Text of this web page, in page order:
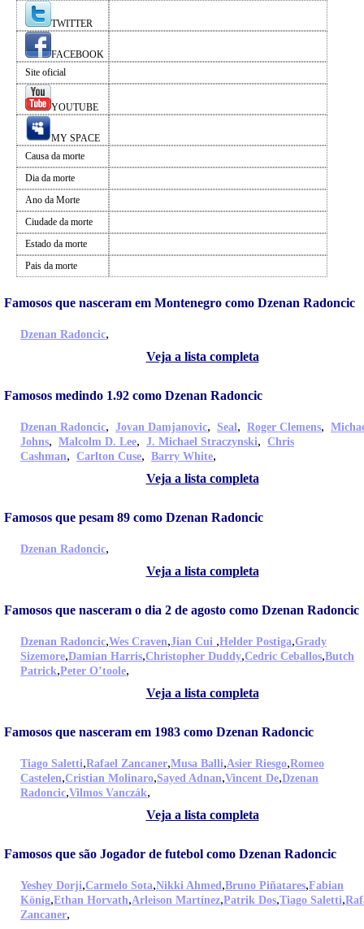
TWITTER
FACEBOOK
Site oficial
YOUTUBE
MY SPACE
Causa da morte
Dia da morte
Ano da Morte
Ciudade da morte
Estado da morte
Pais da morte
Famosos que nasceram em Montenegro como Dzenan Radoncic
Dzenan Radoncic,
Veja a lista completa
Famosos medindo 1.92 como Dzenan Radoncic
Dzenan Radoncic, Jovan Damjanovic, Seal, Roger Clemens,
Johns, Malcolm D. Lee, J. Michael Straczynski, Chris
Cashman, Carlton Cuse, Barry White,
Veja a lista completa
Famosos que pesam 89 como Dzenan Radoncic
Dzenan Radoncic,
Veja a lista completa
Famosos que nasceram o dia 2 de agosto como Dzenan Radoncic
Dzenan Radoncic,Wes Craven,Jian Cui ,Helder Postiga,Grady
Sizemore,Damian Harris,Christopher Duddy,Cedric Ceballos,Butch
Patrick,Peter O’toole,
Veja a lista completa
Famosos que nasceram em 1983 como Dzenan Radoncic
Tiago Saletti,Rafael Zancaner,Musa Balli,Asier Riesgo,Romeo
Castelen,Cristian Molinaro,Sayed Adnan,Vincent De,Dzenan
Radoncic,Vilmos Vanczák,
Veja a lista completa
Famosos que são Jogador de futebol como Dzenan Radoncic
Yeshey Dorji,Carmelo Sota,Nikki Ahmed,Bruno Piñatares,Fabian
König,Ethan Horvath,Arleison Martínez,Patrik Dos,Tiago Saletti,
Zancaner,